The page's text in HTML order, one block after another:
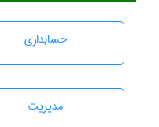
حسابداری
مديريت